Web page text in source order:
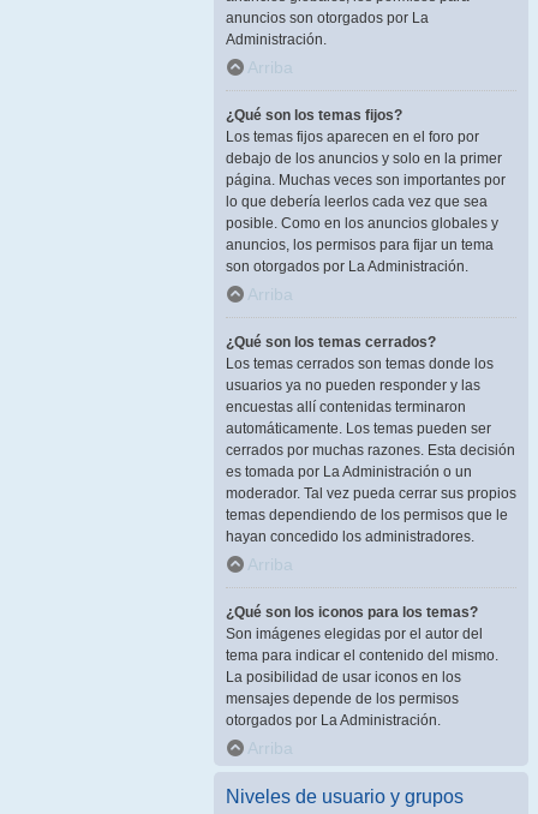
anuncios son otorgados por La
Administración.
Arriba
¿Qué son los temas fijos?
Los temas fijos aparecen en el foro por
debajo de los anuncios y solo en la primer
página. Muchas veces son importantes por
lo que debería leerlos cada vez que sea
posible. Como en los anuncios globales y
anuncios, los permisos para fijar un tema
son otorgados por La Administración.
Arriba
¿Qué son los temas cerrados?
Los temas cerrados son temas donde los
usuarios ya no pueden responder y las
encuestas allí contenidas terminaron
automáticamente. Los temas pueden ser
cerrados por muchas razones. Esta decisión
es tomada por La Administración o un
moderador. Tal vez pueda cerrar sus propios
temas dependiendo de los permisos que le
hayan concedido los administradores.
Arriba
¿Qué son los iconos para los temas?
Son imágenes elegidas por el autor del
tema para indicar el contenido del mismo.
La posibilidad de usar iconos en los
mensajes depende de los permisos
otorgados por La Administración.
Arriba
Niveles de usuario y grupos